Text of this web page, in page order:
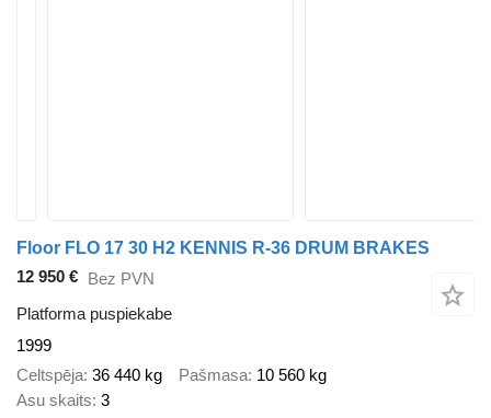
Floor FLO 17 30 H2 KENNIS R-36 DRUM BRAKES
12 950 € Bez PVN
Platforma puspiekabe
1999
Celtspēja 36 440 kg Pašmasa 10 560 kg
Asu skaits 3